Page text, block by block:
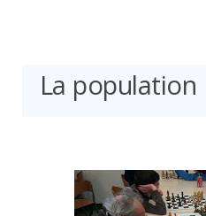
La population